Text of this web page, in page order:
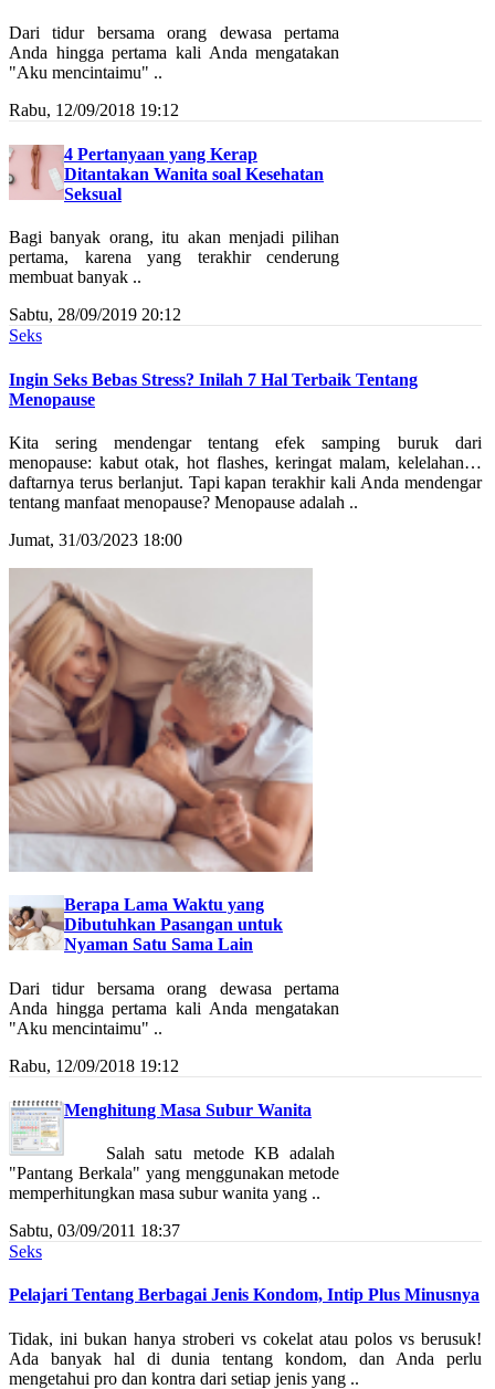
Dari tidur bersama orang dewasa pertama
Anda hingga pertama kali Anda mengatakan
"Aku mencintaimu" ..
Rabu, 12/09/2018 19:12
4 Pertanyaan yang Kerap
Ditantakan Wanita soal Kesehatan
Seksual
Bagi banyak orang, itu akan menjadi pilihan
pertama, karena yang terakhir cenderung
membuat banyak ..
Sabtu, 28/09/2019 20:12
Seks
Ingin Seks Bebas Stress? Inilah 7 Hal Terbaik Tentang
Menopause
Kita sering mendengar tentang efek samping buruk dari
menopause: kabut otak, hot flashes, keringat malam, kelelahan…
daftarnya terus berlanjut. Tapi kapan terakhir kali Anda mendengar
tentang manfaat menopause? Menopause adalah ..
Jumat, 31/03/2023 18:00
Berapa Lama Waktu yang
Dibutuhkan Pasangan untuk
Nyaman Satu Sama Lain
Dari tidur bersama orang dewasa pertama
Anda hingga pertama kali Anda mengatakan
"Aku mencintaimu" ..
Rabu, 12/09/2018 19:12
Menghitung Masa Subur Wanita
Salah satu metode KB adalah
"Pantang Berkala" yang menggunakan metode
memperhitungkan masa subur wanita yang ..
Sabtu, 03/09/2011 18:37
Seks
Pelajari Tentang Berbagai Jenis Kondom, Intip Plus Minusnya
Tidak, ini bukan hanya stroberi vs cokelat atau polos vs berusuk!
Ada banyak hal di dunia tentang kondom, dan Anda perlu
mengetahui pro dan kontra dari setiap jenis yang ..